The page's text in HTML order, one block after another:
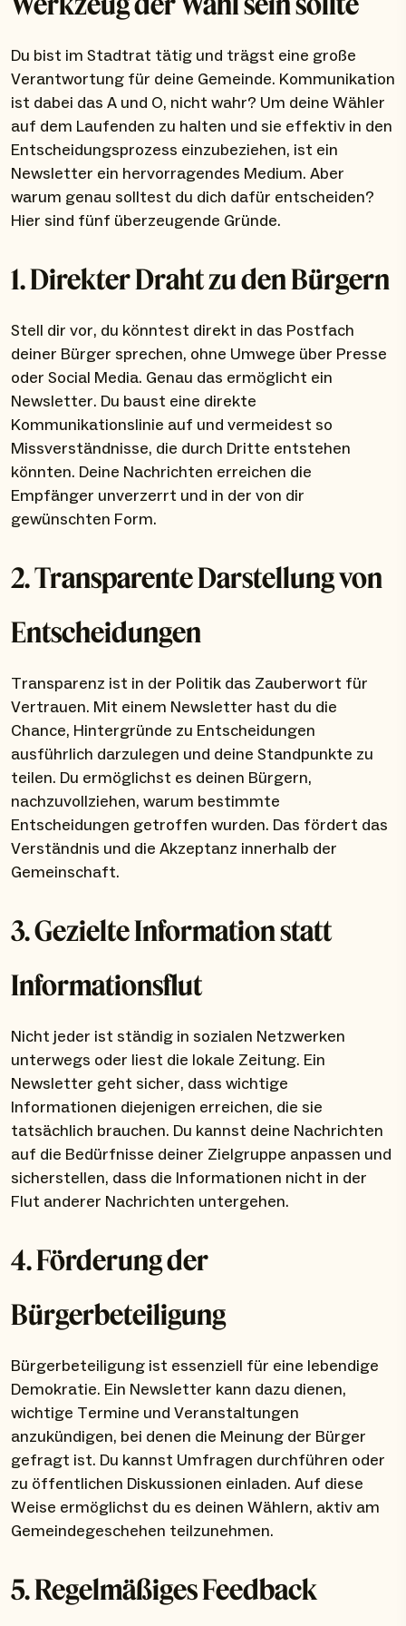
Du bist im Stadtrat tätig und trägst eine große
Verantwortung für deine Gemeinde. Kommunikation
ist dabei das A und O, nicht wahr? Um deine Wähler
auf dem Laufenden zu halten und sie effektiv in den
Entscheidungsprozess einzubeziehen, ist ein
Newsletter ein hervorragendes Medium. Aber
warum genau solltest du dich dafür entscheiden?
Hier sind fünf überzeugende Gründe.
1. Direkter Draht zu den Bürgern
Stell dir vor, du könntest direkt in das Postfach
deiner Bürger sprechen, ohne Umwege über Presse
oder Social Media. Genau das ermöglicht ein
Newsletter. Du baust eine direkte
Kommunikationslinie auf und vermeidest so
Missverständnisse, die durch Dritte entstehen
könnten. Deine Nachrichten erreichen die
Empfänger unverzerrt und in der von dir
gewünschten Form.
2. Transparente Darstellung von
Entscheidungen
Transparenz ist in der Politik das Zauberwort für
Vertrauen. Mit einem Newsletter hast du die
Chance, Hintergründe zu Entscheidungen
ausführlich darzulegen und deine Standpunkte zu
teilen. Du ermöglichst es deinen Bürgern,
nachzuvollziehen, warum bestimmte
Entscheidungen getroffen wurden. Das fördert das
Verständnis und die Akzeptanz innerhalb der
Gemeinschaft.
3. Gezielte Information statt
Informationsflut
Nicht jeder ist ständig in sozialen Netzwerken
unterwegs oder liest die lokale Zeitung. Ein
Newsletter geht sicher, dass wichtige
Informationen diejenigen erreichen, die sie
tatsächlich brauchen. Du kannst deine Nachrichten
auf die Bedürfnisse deiner Zielgruppe anpassen und
sicherstellen, dass die Informationen nicht in der
Flut anderer Nachrichten untergehen.
4. Förderung der
Bürgerbeteiligung
Bürgerbeteiligung ist essenziell für eine lebendige
Demokratie. Ein Newsletter kann dazu dienen,
wichtige Termine und Veranstaltungen
anzukündigen, bei denen die Meinung der Bürger
gefragt ist. Du kannst Umfragen durchführen oder
zu öffentlichen Diskussionen einladen. Auf diese
Weise ermöglichst du es deinen Wählern, aktiv am
Gemeindegeschehen teilzunehmen.
5. Regelmäßiges Feedback